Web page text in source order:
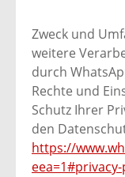
Zweck und
weitere
durch
Rechte und
Schutz Ihrer
den
https://